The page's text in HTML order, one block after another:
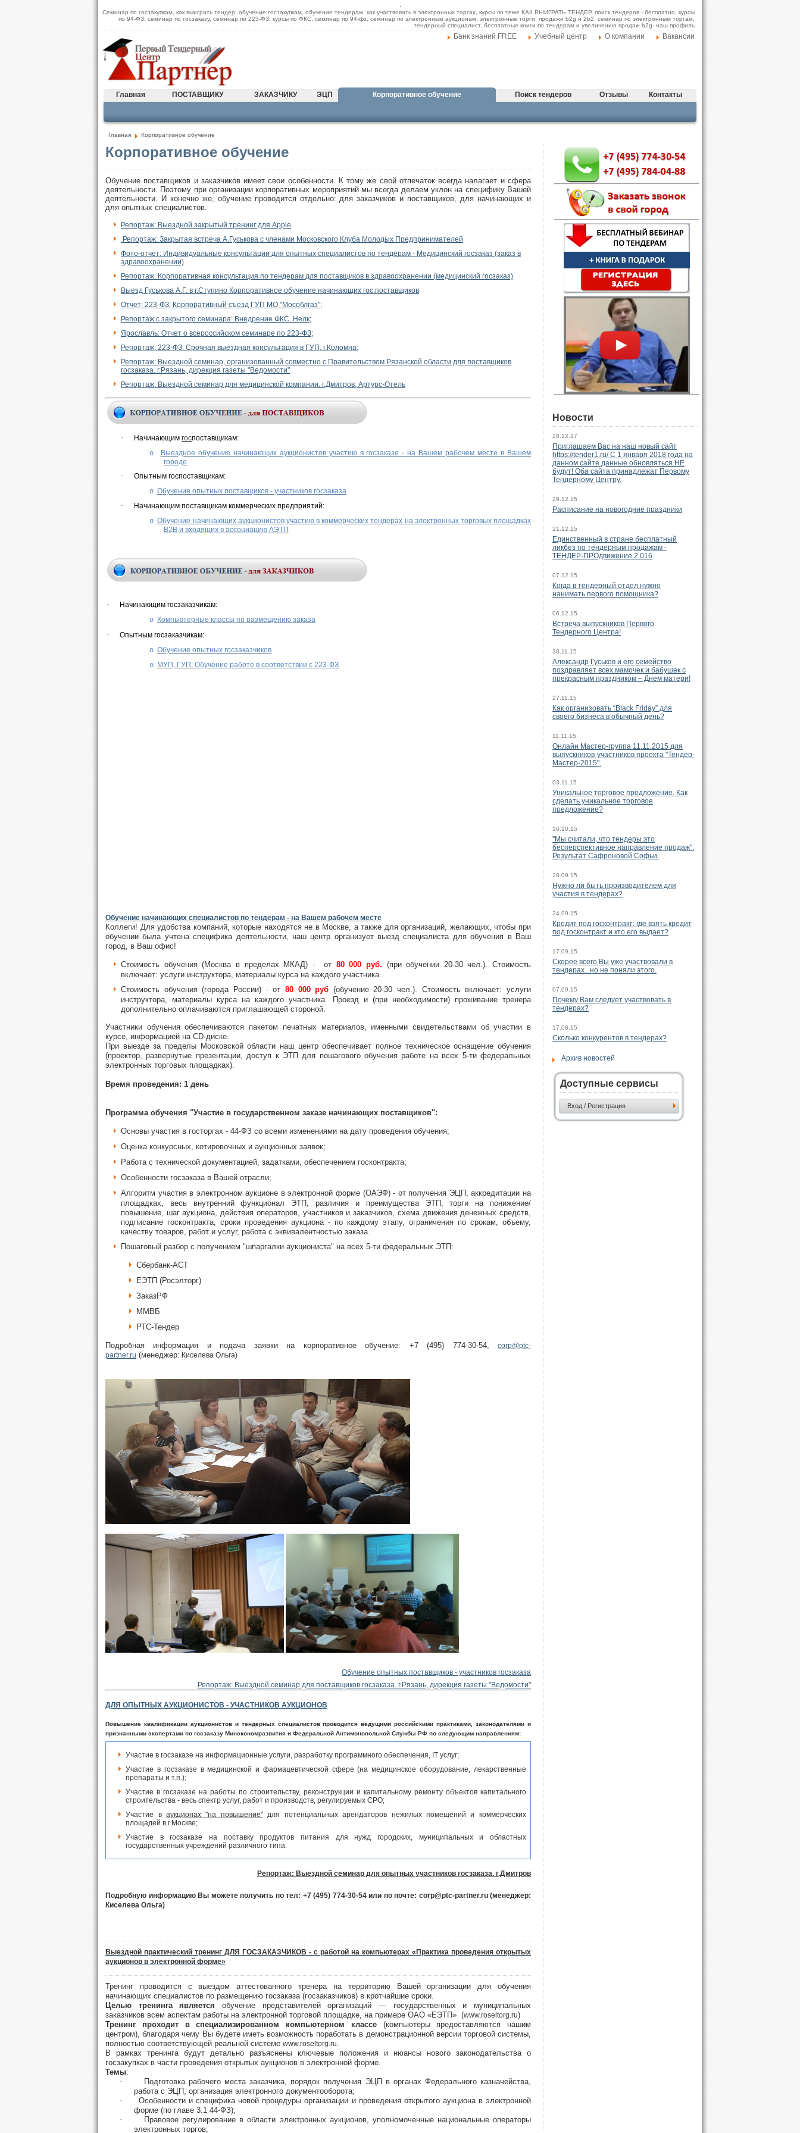
.
Семинар по госзакупкам, как выиграть тендер, обучение госзакупкам, обучение тендерам, как участвовать в электронных торгах, курсы по теме КАК ВЫИГРАТЬ ТЕНДЕР, поиск тендеров - бесплатно, курсы
по 94-ФЗ, семинар по госзаказу, семинар по 223-ФЗ, курсы по ФКС, семинар по 94-фз, семинар по электронным аукционам, электронные торги, продажи b2g и 2b2, семинар по электронным торгам,
тендерный специалист, бесплатные книги по тендерам и увеличению продаж b2g- наш профиль
Банк знаний FREE Учебный центр О компании Вакансии
Главная ПОСТАВЩИКУ ЗАКАЗЧИКУ ЭЦП Корпоративное обучение Поиск тендеров Отзывы Контакты
Главная Корпоративное обучение
Корпоративное обучение
Обучение поставщиков и заказчиков имеет свои особенности. К тому же свой отпечаток всегда налагает и сфера
деятельности. Поэтому при организации корпоративных мероприятий мы всегда делаем уклон на специфику Вашей
деятельности. И конечно же, обучение проводится отдельно: для заказчиков и поставщиков, для начинающих и
для опытных специалистов.
Репортаж: Выездной закрытый тренинг для Apple
Репортаж: Закрытая встреча А.Гуськова с членами Московского Клуба Молодых Предпринимателей
Фото-отчет: Индивидуальные консультации для опытных специалистов по тендерам - Медицинский госзаказ (заказ в
здравоохранении)
Репортаж: Корпоративная консультация по тендерам для поставщиков в здравоохранении (медицинский госзаказ)
Выезд Гуськова А.Г. в г.Ступино Корпоративное обучение начинающих гос.поставщиков
Отчет: 223-ФЗ: Корпоративный съезд ГУП МО "Мособлгаз";
Репортаж с закрытого семинара: Внедрение ФКС. Нелк;
Ярославль: Отчет о всероссийском семинаре по 223-ФЗ;
Репортаж: 223-ФЗ: Срочная выездная консультация в ГУП, г.Коломна;
Репортаж: Выездной семинар, организованный совместно с Правительством Рязанской области для поставщиков
госзаказа. г.Рязань, дирекция газеты "Ведомости"
Репортаж: Выездной семинар для медицинской компании. г.Дмитров, Артурс-Отель
· Начинающим госпоставщикам:
o
Выездное обучение начинающих аукционистов участию в госзаказе - на Вашем рабочем месте в Вашем
городе
·
Опытным госпоставщикам:
o Обучение опытных поставщиков - участников госзаказа
·
Начинающим поставщикам коммерческих предприятий:
o Обучение начинающих аукционистов участию в коммерческих тендерах на электронных торговых площадках
B2B и входящих в ассоциацию АЭТП
·
Начинающим госзаказчикам:
o Компьютерные классы по размещению заказа
·
Опытным госзаказчикам:
o Обучение опытных госзаказчиков
o МУП, ГУП: Обучение работе в соответствии с 223-ФЗ
Обучение начинающих специалистов по тендерам - на Вашем рабочем месте
Коллеги! Для удобства компаний, которые находятся не в Москве, а также для организаций, желающих, чтобы при
обучении была учтена специфика деятельности, наш центр организует выезд специалиста для обучения в Ваш
город, в Ваш офис!
Стоимость обучения (Москва в пределах МКАД) - от 80 000 руб. (при обучении 20-30 чел.). Стоимость
включает: услуги инструктора, материалы курса на каждого участника.
Стоимость обучения (города России) - от 80 000 руб (обучение 20-30 чел.). Стоимость включает: услуги
инструктора, материалы курса на каждого участника. Проезд и (при необходимости) проживание тренера
дополнительно оплачиваются приглашающей стороной.
Участники обучения обеспечиваются пакетом печатных материалов, именными свидетельствами об участии в
курсе, информацией на CD-диске.
При выезде за пределы Московской области наш центр обеспечивает полное техническое оснащение обучения
(проектор, развернутые презентации, доступ к ЭТП для пошагового обучения работе на всех 5-ти федеральных
электронных торговых площадках).
Время проведения: 1 день
Программа обучения "Участие в государственном заказе начинающих поставщиков":
Основы участия в госторгах - 44-ФЗ со всеми изменениями на дату проведения обучения;
Оценка конкурсных, котировочных и аукционных заявок;
Работа с технической документацией, задатками, обеспечением госконтракта;
Особенности госзаказа в Вашей отрасли;
Алгоритм участия в электронном аукционе в электронной форме (ОАЭФ) - от получения ЭЦП, аккредитации на
площадках, весь внутренний функционал ЭТП, различия и преимущества ЭТП, торги на понижение/
повышение, шаг аукциона, действия операторов, участников и заказчиков, схема движения денежных средств,
подписание госконтракта, сроки проведения аукциона - по каждому этапу, ограничения по срокам, объему,
качеству товаров, работ и услуг, работа с эквивалентностью заказа.
Пошаговый разбор с получением "шпаргалки аукциониста" на всех 5-ти федеральных ЭТП:
Сбербанк-АСТ
ЕЭТП (Росэлторг)
ЗаказРФ
ММВБ
РТС-Тендер
Подробная информация и подача заявки на корпоративное обучение: +7 (495) 774-30-54, corp@ptc-
partner.ru (менеджер: Киселева Ольга)
Обучение опытных поставщиков - участников госзаказа
Репортаж: Выездной семинар для поставщиков госзаказа. г.Рязань, дирекция газеты "Ведомости"
ДЛЯ ОПЫТНЫХ АУКЦИОНИСТОВ - УЧАСТНИКОВ АУКЦИОНОВ
Повышение квалификации аукционистов и тендерных специалистов проводится ведущими российскими практиками, законодателями и
признанными экспертами по госзаказу Минэкономразвития и Федеральной Антимонопольной Службы РФ по следующим направлениям:
Участие в госзаказе на информационные услуги, разработку программного обеспечения, IT услуг;
Участие в госзаказе в медицинской и фармацевтической сфере (на медицинское оборудование, лекарственные
препараты и т.п.);
Участие в госзаказе на работы по строительству, реконструкции и капитальному ремонту объектов капитального
строительства - весь спектр услуг, работ и производств, регулируемых СРО;
Участие ваукционах "на повышение"для потенциальных арендаторов нежилых помещений и коммерческих
площадей в г.Москве;
Участие в госзаказе на поставку продуктов питания для нужд городских, муниципальных и областных
государственных учреждений различного типа.
Репортаж: Выездной семинар для опытных участников госзаказа. г.Дмитров
Подробную информацию Вы можете получить по тел: +7 (495) 774-30-54 или по почте: corp@ptc-partner.ru (менеджер:
Киселева Ольга)
Выездной практический тренинг ДЛЯ ГОСЗАКАЗЧИКОВ - с работой на компьютерах «Практика проведения открытых
аукционов в электронной форме»
Тренинг проводится с выездом аттестованного тренера на территорию Вашей организации для обучения
начинающих специалистов по размещению госзаказа (госзаказчиков) в кротчайшие сроки.
Целью тренинга является обучение представителей организаций — государственных и муниципальных
заказчиков всем аспектам работы на электронной торговой площадке, на примере ОАО «ЕЭТП» (www.roseltorg.ru)
Тренинг проходит в специализированном компьютерном классе(компьютеры предоставляются нашим
центром), благодаря чему Вы будете иметь возможность поработать в демонстрационной версии торговой системы,
полностью соответствующей реальной системе www.roseltorg.ru.
В рамках тренинга будут детально разъяснены ключевые положения и нюансы нового законодательства о
госзакупках в части проведения открытых аукционов в электронной форме.
Темы:
·
Подготовка рабочего места заказчика, порядок получения ЭЦП в органах Федерального казначейства,
работа с ЭЦП, организация электронного документооборота;
·
Особенности и специфика новой процедуры организации и проведения открытого аукциона в электронной
форме (по главе 3.1 44-ФЗ);
·
Правовое регулирование в области электронных аукционов, уполномоченные национальные операторы
электронных торгов;
Новости
28.12.17
Приглашаем Вас на наш новый сайт
https://tender1.ru/ C 1 января 2018 года на
данном сайте данные обновляться НЕ
будут! Оба сайта принадлежат Первому
Тендерному Центру.
29.12.15
Расписание на новогодние праздники
21.12.15
Единственный в стране бесплатный
ликбез по тендерным продажам -
ТЕНДЕР-ПРОдвижение 2.016
07.12.15
Когда в тендерный отдел нужно
нанимать первого помощника?
06.12.15
Встреча выпускников Первого
Тендерного Центра!
30.11.15
Александр Гуськов и его семейство
поздравляет всех мамочек и бабушек с
прекрасным праздником – Днем матери!
27.11.15
Как организовать “Black Friday” для
своего бизнеса в обычный день?
11.11.15
Онлайн Мастер-группа 11.11.2015 для
выпускников-участников проекта "Тендер-
Мастер-2015".
03.11.15
Уникальное торговое предложение. Как
сделать уникальное торговое
предложение?
16.10.15
"Мы считали, что тендеры это
бесперспективное направление продаж".
Результат Сафроновой Софьи.
28.09.15
Нужно ли быть производителем для
участия в тендерах?
24.09.15
Кредит под госконтракт: где взять кредит
под госконтракт и кто его выдает?
17.09.15
Скорее всего Вы уже участвовали в
тендерах...но не поняли этого.
07.09.15
Почему Вам следует участвовать в
тендерах?
17.08.15
Сколько конкурентов в тендерах?
Архив новостей
Доступные сервисы
Вход / Регистрация